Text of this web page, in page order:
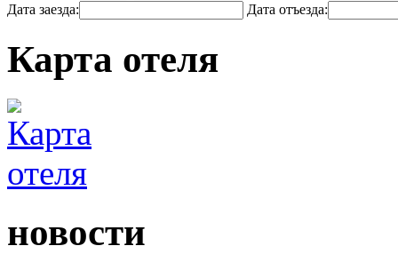
Дата заезда: Дата отъезда:
Карта отеля
новости